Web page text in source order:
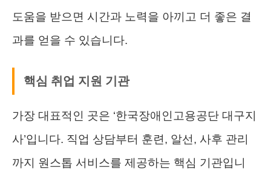
도움을 받으면 시간과 노력을 아끼고 더 좋은 결
과를 얻을 수 있습니다.
핵심 취업 지원 기관
가장 대표적인 곳은 ‘한국장애인고용공단 대구지
사’입니다. 직업 상담부터 훈련, 알선, 사후 관리
까지 원스톱 서비스를 제공하는 핵심 기관입니